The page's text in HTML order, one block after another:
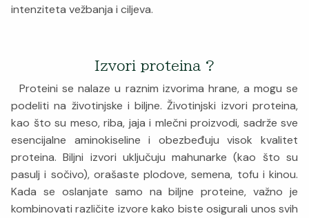
intenziteta vežbanja i ciljeva.
Izvori proteina ?
Proteini se nalaze u raznim izvorima hrane, a mogu se
podeliti na životinjske i biljne. Životinjski izvori proteina,
kao što su meso, riba, jaja i mlečni proizvodi, sadrže sve
esencijalne aminokiseline i obezbeđuju visok kvalitet
proteina. Biljni izvori uključuju mahunarke (kao što su
pasulj i sočivo), orašaste plodove, semena, tofu i kinou.
Kada se oslanjate samo na biljne proteine, važno je
kombinovati različite izvore kako biste osigurali unos svih